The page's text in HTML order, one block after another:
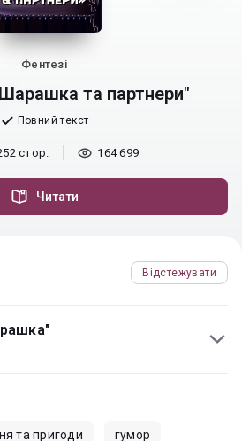
Фентезі
та партнери"
Повний текст
стор. 164 699
Читати
Відстежувати
та пригоди гумор